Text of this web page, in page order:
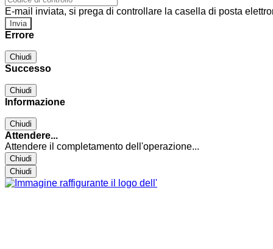
E-mail inviata, si prega di controllare la casella di posta
Errore
Chiudi
Successo
Chiudi
Informazione
Chiudi
Attendere...
Attendere il completamento dell'operazione...
Chiudi
Chiudi